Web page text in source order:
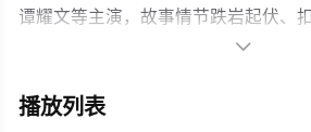
谭耀文等主演，故事情节跌岩起伏、
情片爱好者和观众们都期待不已。
饰）原本拥有幸福家庭，但女儿邓辞

播放列表